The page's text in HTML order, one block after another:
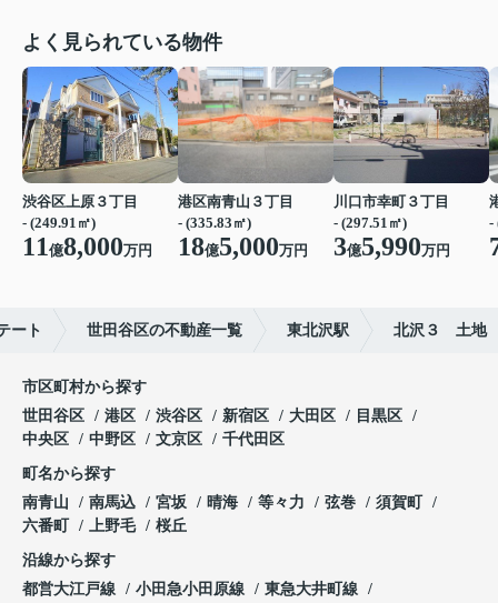
よく見られている物件
渋谷区上原３丁目
- (249.91㎡)
11億8,000万円
港区南青山３丁目
- (335.83㎡)
18億5,000万円
川口市幸町３丁目
- (297.51㎡)
3億5,990万円
-
ート 世田谷区の不動産一覧 東北沢駅 北沢３ 土地
市区町村から探す
世田谷区
港区 渋谷区 新宿区 大田区
目黒区
中央区
中野区 文京区 千代田区
町名から探す
南青山
南馬込 宮坂 晴海 等々力 弦巻
須賀町
六番町
上野毛 桜丘
沿線から探す
都営大江戸線
小田急小田原線
東急大井町線